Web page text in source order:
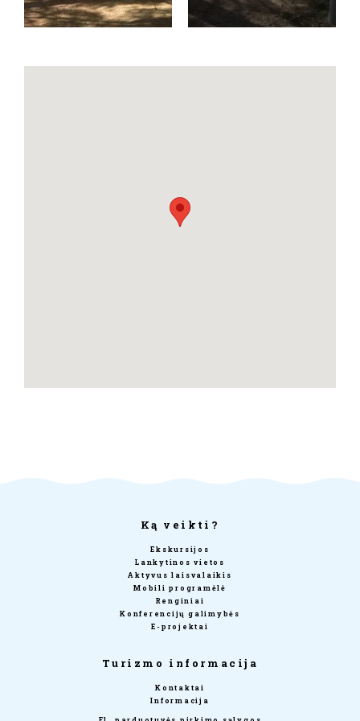
Ką veikti?
Ekskursijos
Lankytinos vietos
Aktyvus laisvalaikis
Mobili programėlė
Renginiai
Konferencijų galimybės
E-projektai
Turizmo informacija
Kontaktai
Informacija